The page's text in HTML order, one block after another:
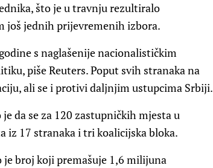
što je u travnju rezultiralo
još jednih prijevremenih izbora.
s naglašenije nacionalističkim
piše Reuters. Poput svih stranaka na
ali se i protivi daljnjim ustupcima Srbiji.
da se za 120 zastupničkih mjesta u
iz 17 stranaka i tri koalicijska bloka.
broj koji premašuje 1,6 milijuna